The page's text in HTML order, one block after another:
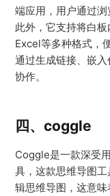
端应用，用户通过浏
此外，它支持将白板
Excel等多种格式，
通过生成链接、嵌
协作。
四、coggle
Coggle是一款深受
具，这款思维导图
辑思维导图，这意